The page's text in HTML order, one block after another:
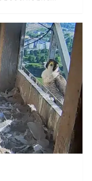
bezbronnego
i